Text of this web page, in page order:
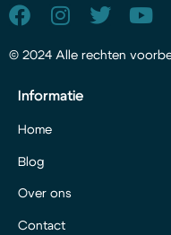
© 2024 Alle rechten
Informatie
Home
Blog
Over ons
Contact